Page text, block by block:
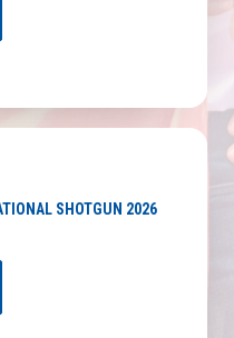
SHOTGUN 2026